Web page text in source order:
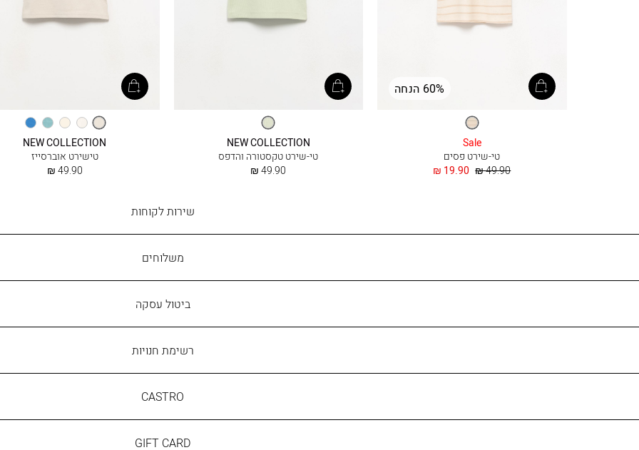
60% הנחה
אבן
בהיר
Sale
טי-שירט פסים
החל
19.90 ₪ מחיר
49.90 ₪
סלדין
NEW COLLECTION
טי-שירט טקסטורה והדפס
החל
49.90 ₪
קרחאופוויט
חום
בהיר
פסיםכחול
NEW COLLECTION
טישירט אוברסייז
החל
49.90 ₪
שירות
לקוחות
שירות לקוחות
משלוחים
ביטול עסקה
רשימת חנויות
CASTRO
CASTRO
GIFT
GIFT CARD